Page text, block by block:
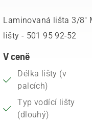
Laminovaná lišta 3/8"
lišty - 501 95 92‑52
V ceně
Délka lišty (v
palcích)
Typ vodící lišty
(dlouhý)